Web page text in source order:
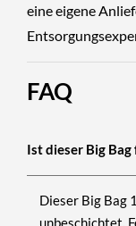
eine eigene
FAQ
Ist dieser Big
Dieser Big Bag
unbeschichtet.